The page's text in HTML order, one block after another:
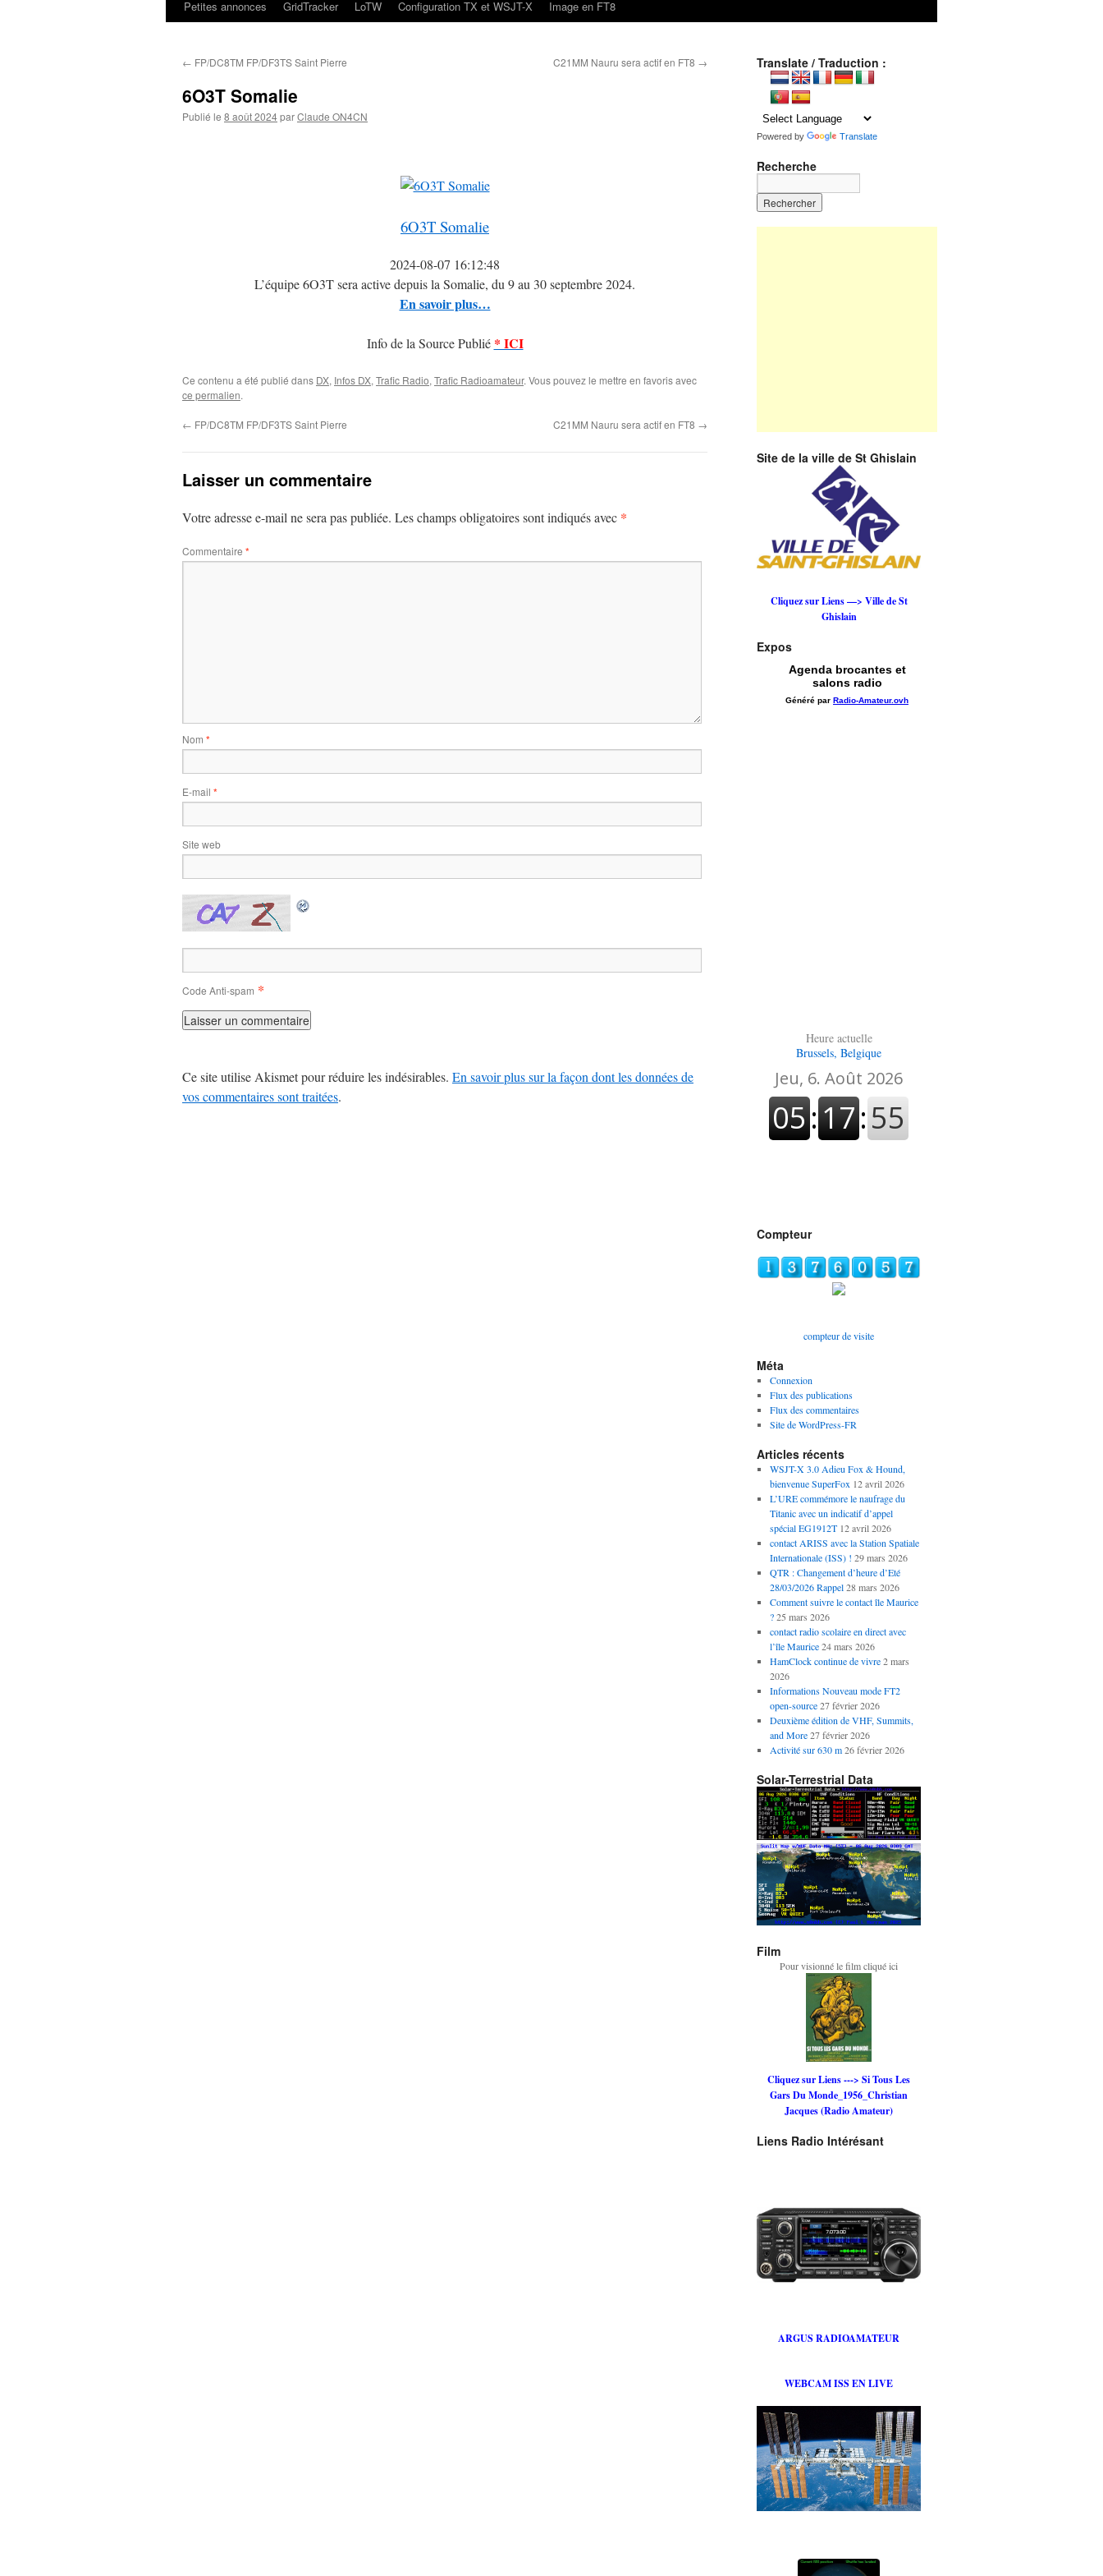
Petites annonces
GridTracker LoTW Configuration TX et WSJT-X Image en FT8
← FP/DC8TM FP/DF3TS Saint Pierre C21MM Nauru sera actif en FT8 →
6O3T Somalie
Publié le 8 août 2024parClaude ON4CN
6O3T Somalie
2024-08-07 16:12:48
L’équipe 6O3T sera active depuis la Somalie, du 9 au 30 septembre 2024.
En savoir plus…
Info de la Source Publié * ICI
Ce contenu a été publié dans DX, Infos DX, Trafic Radio, Trafic Radioamateur. Vous pouvez le mettre en favoris avec
ce permalien.
← FP/DC8TM FP/DF3TS Saint Pierre C21MM Nauru sera actif en FT8 →
Laisser un commentaire
Votre adresse e-mail ne sera pas publiée. Les champs obligatoires sont indiqués avec *
Commentaire *
Nom *
E-mail *
Site web
Code Anti-spam *
Ce site utilise Akismet pour réduire les indésirables. En savoir plus sur la façon dont les données de
vos commentaires sont traitées.
Translate / Traduction :
Powered by Translate
Recherche
Site de la ville de St Ghislain
Cliquez sur Liens —> Ville de St
Ghislain
Expos
Heure actuelle
Brussels, Belgique
Compteur
compteur de visite
Méta
Connexion
Flux des publications
Flux des commentaires
Site de WordPress-FR
Articles récents
WSJT-X 3.0 Adieu Fox & Hound,
bienvenue SuperFox 12 avril 2026
L’URE commémore le naufrage du
Titanic avec un indicatif d’appel
spécial EG1912T 12 avril 2026
contact ARISS avec la Station Spatiale
Internationale (ISS) ! 29 mars 2026
QTR : Changement d’heure d’Eté
28/03/2026 Rappel 28 mars 2026
Comment suivre le contact île Maurice
? 25 mars 2026
contact radio scolaire en direct avec
l’île Maurice 24 mars 2026
HamClock continue de vivre 2 mars
2026
Informations Nouveau mode FT2
open-source 27 février 2026
Deuxième édition de VHF, Summits,
and More 27 février 2026
Activité sur 630 m 26 février 2026
Solar-Terrestrial Data
Film
Pour visionné le film cliqué ici
Cliquez sur Liens ---> Si Tous Les
Gars Du Monde_1956_Christian
Jacques (Radio Amateur)
Liens Radio Intérésant
ARGUS RADIOAMATEUR
WEBCAM ISS EN LIVE